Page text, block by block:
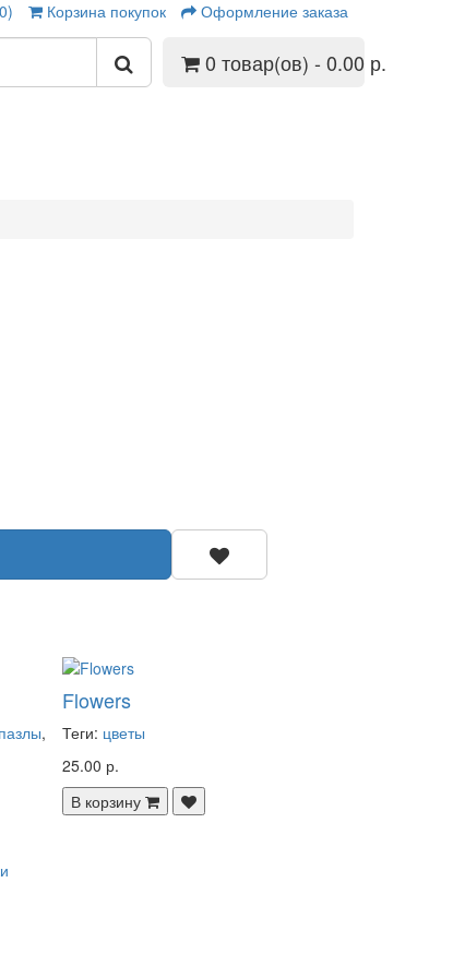
Корзина покупок Оформление заказа
0 товар(ов) - 0.00 р.
пазлы,
Flowers
Теги: цветы
25.00 р.
В корзину